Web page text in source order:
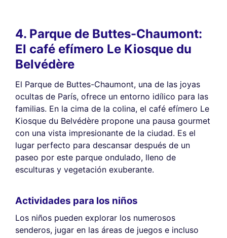
4. Parque de Buttes-Chaumont:
El café efímero Le Kiosque du
Belvédère
El Parque de Buttes-Chaumont, una de las joyas
ocultas de París, ofrece un entorno idílico para las
familias. En la cima de la colina, el café efímero Le
Kiosque du Belvédère propone una pausa gourmet
con una vista impresionante de la ciudad. Es el
lugar perfecto para descansar después de un
paseo por este parque ondulado, lleno de
esculturas y vegetación exuberante.
Actividades para los niños
Los niños pueden explorar los numerosos
senderos, jugar en las áreas de juegos e incluso